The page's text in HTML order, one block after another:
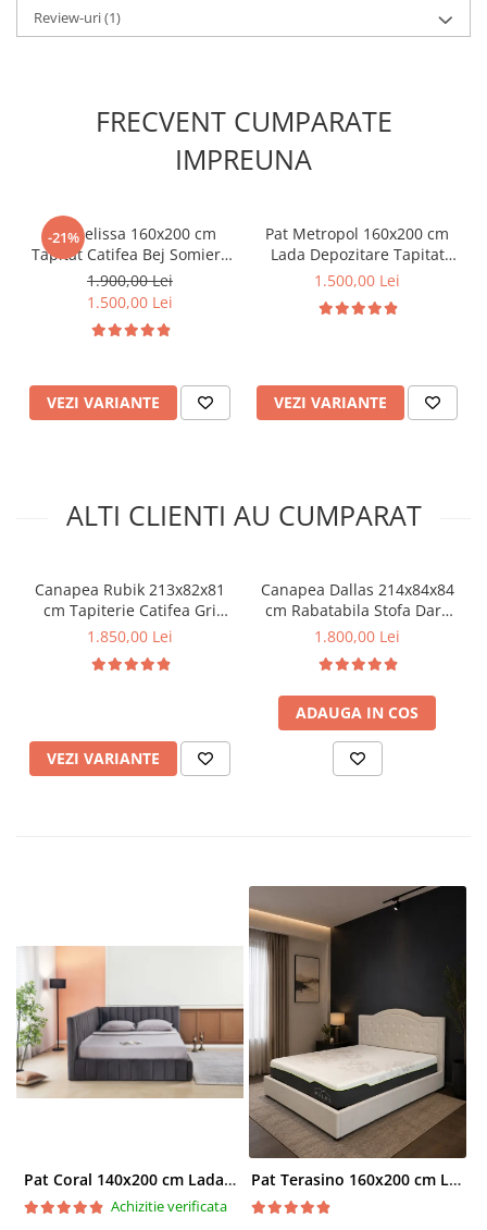
Review-uri(1)
FRECVENT CUMPARATE
IMPREUNA
-21%
Pat Melissa 160x200 cm
Tapitat Catifea Bej Somiera
Inclusa
1.900,00 Lei
1.500,00 Lei
VEZI VARIANTE
Pat Metropol 160x200 cm
Lada Depozitare Tapitat
Catifea Ivory Somiera
1.500,00 Lei
VEZI VARIANTE
ALTI CLIENTI AU CUMPARAT
Canapea Rubik 213x82x81
cm Tapiterie Catifea Gri
Inchis (cod AF 2423)
1.850,00 Lei
VEZI VARIANTE
Canapea Dallas 214x84x84
cm Rabatabila Stofa Dark
Grey (cod AF 2403-45)
1.800,00 Lei
ADAUGA IN COS
Pat Coral 140x200 cm Lada Depozitare Tapitat Catifea Gri Somiera Inclusa ( ML 2526 )
Achizitie verificata
Pat Terasino 160x200 cm Lada Depozitare Tapitat Stofa Bej Somiera Inclusa